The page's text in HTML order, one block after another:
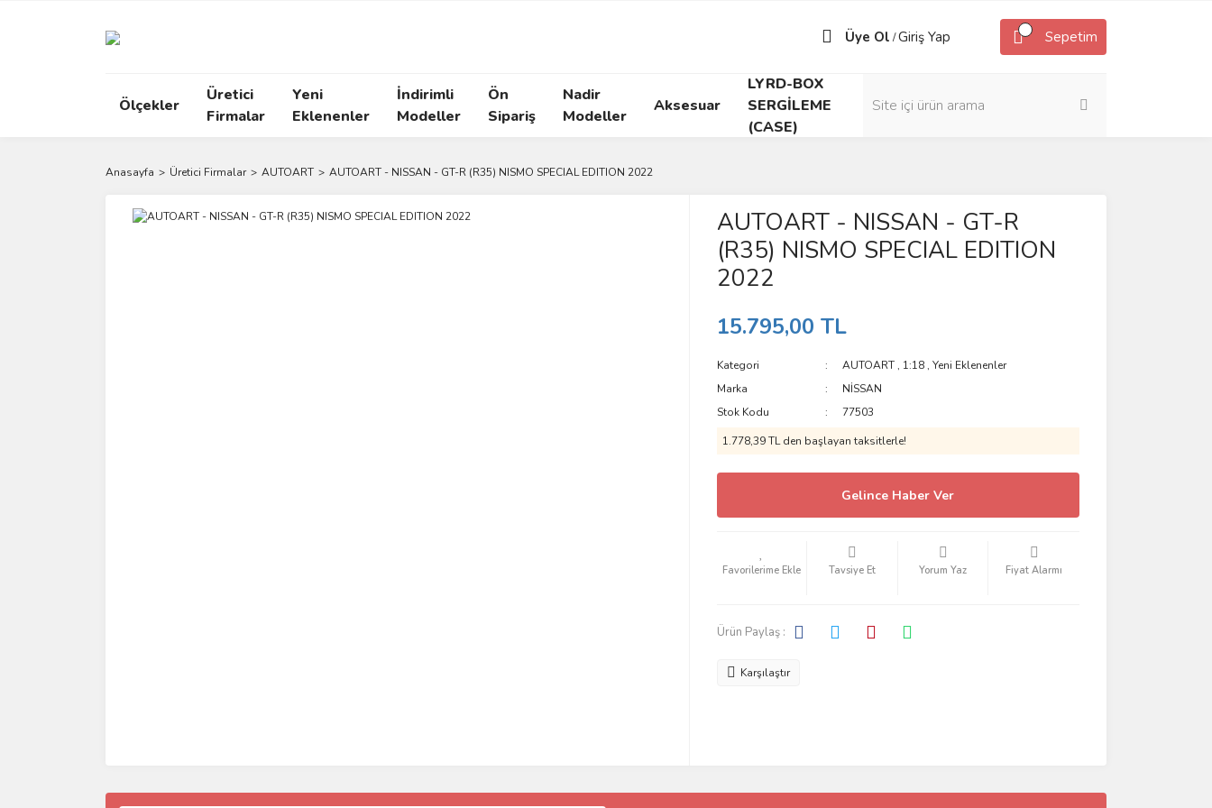
Üye Ol /Giriş Yap Sepetim
Ölçekler
Üretici
Firmalar
Yeni
Eklenenler
İndirimli
Modeller
Ön
Sipariş
Nadir
Modeller
Aksesuar
LYRD-BOX
SERGİLEME
(CASE)
Anasayfa Üretici Firmalar AUTOART AUTOART - NISSAN - GT-R (R35) NISMO SPECIAL EDITION 2022
AUTOART - NISSAN - GT-R
(R35) NISMO SPECIAL EDITION
2022
15.795,00 TL
Kategori AUTOART , 1:18 ,Yeni Eklenenler
Marka
NİSSAN
Stok Kodu
77503
1.778,39 TL den başlayan taksitlerle!
Gelince Haber Ver
Tavsiye Et Yorum Yaz Fiyat Alarmı
Ürün Paylaş :
Karşılaştır